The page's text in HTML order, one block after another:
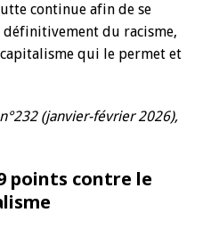
continue afin de se
du racisme,
qui le permet et
n°232 (janvier-février 2026),
points contre le